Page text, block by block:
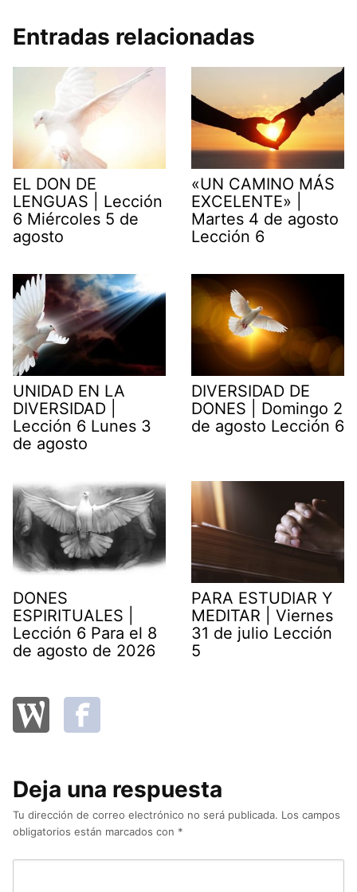
Entradas relacionadas
EL DON DE
LENGUAS | Lección
6 Miércoles 5 de
agosto
«UN CAMINO MÁS
EXCELENTE» |
Martes 4 de agosto
Lección 6
UNIDAD EN LA
DIVERSIDAD |
Lección 6 Lunes 3
de agosto
DIVERSIDAD DE
DONES | Domingo 2
de agosto Lección 6
DONES
ESPIRITUALES |
Lección 6 Para el 8
de agosto de 2026
PARA ESTUDIAR Y
MEDITAR | Viernes
31 de julio Lección
5
Deja una respuesta
Tu dirección de correo electrónico no será publicada. Los campos
obligatorios están marcados con *